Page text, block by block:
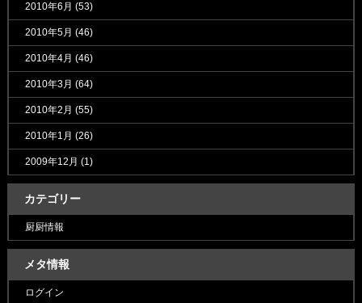
2010年6月 (53)
2010年5月 (46)
2010年4月 (46)
2010年3月 (64)
2010年2月 (55)
2010年1月 (26)
2009年12月 (1)
カテゴリー
厨厨情報
メタ情報
ログイン